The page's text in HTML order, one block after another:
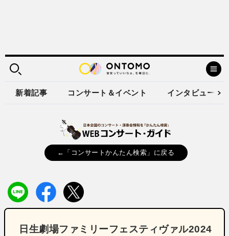
新着記事 コンサート＆イベント インタビュー
←「コンサートかんたん検索」に戻る
日生劇場ファミリーフェスティヴァル2024